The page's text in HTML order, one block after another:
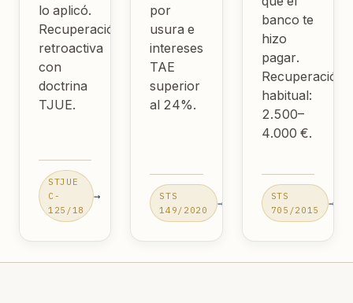
lo aplicó.
Recuperación
retroactiva
con
doctrina
TJUE.
STJUE
C-
125/18
→
por
usura e
intereses
TAE
superior
al 24%.
STS
149/2020
→
banco te
hizo
pagar.
Recuperación
habitual:
2.500–
4.000 €.
STS
705/2015
→